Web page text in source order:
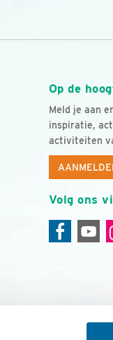
Op de
Meld je aan
inspiratie,
activiteiten
Volg ons